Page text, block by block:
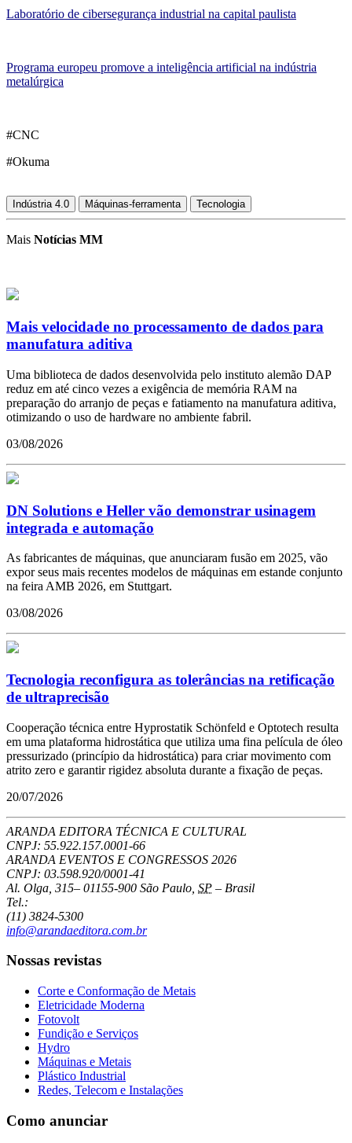
Laboratório de cibersegurança industrial na capital paulista
Programa europeu promove a inteligência artificial na indústria
metalúrgica
#CNC
#Okuma
Indústria 4.0 Máquinas-ferramenta Tecnologia
Mais Notícias MM
Mais velocidade no processamento de dados para
manufatura aditiva
Uma biblioteca de dados desenvolvida pelo instituto alemão DAP
reduz em até cinco vezes a exigência de memória RAM na
preparação do arranjo de peças e fatiamento na manufatura aditiva,
otimizando o uso de hardware no ambiente fabril.
03/08/2026
DN Solutions e Heller vão demonstrar usinagem
integrada e automação
As fabricantes de máquinas, que anunciaram fusão em 2025, vão
expor seus mais recentes modelos de máquinas em estande conjunto
na feira AMB 2026, em Stuttgart.
03/08/2026
Tecnologia reconfigura as tolerâncias na retificação
de ultraprecisão
Cooperação técnica entre Hyprostatik Schönfeld e Optotech resulta
em uma plataforma hidrostática que utiliza uma fina película de óleo
pressurizado (princípio da hidrostática) para criar movimento com
atrito zero e garantir rigidez absoluta durante a fixação de peças.
20/07/2026
ARANDA EDITORA TÉCNICA E CULTURAL
CNPJ: 55.922.157.0001-66
ARANDA EVENTOS E CONGRESSOS 2026
CNPJ: 03.598.920/0001-41
Al. Olga, 315– 01155-900 São Paulo SP – Brasil
Tel.:
(11) 3824-5300
info@arandaeditora.com.br
Nossas revistas
Corte e Conformação de Metais
Eletricidade Moderna
Fotovolt
Fundição e Serviços
Hydro
Máquinas e Metais
Plástico Industrial
Redes, Telecom e Instalações
Como anunciar